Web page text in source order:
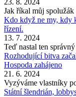
Jak říkal můj
Kdo když ne my, kdy
řízení.
13. 7. 2024
Teď nastal ten
Rozhodující bitva
Hospoda zahájeno
21. 6. 2024
Vyzýváme vlastníky
Státní šlendrián,